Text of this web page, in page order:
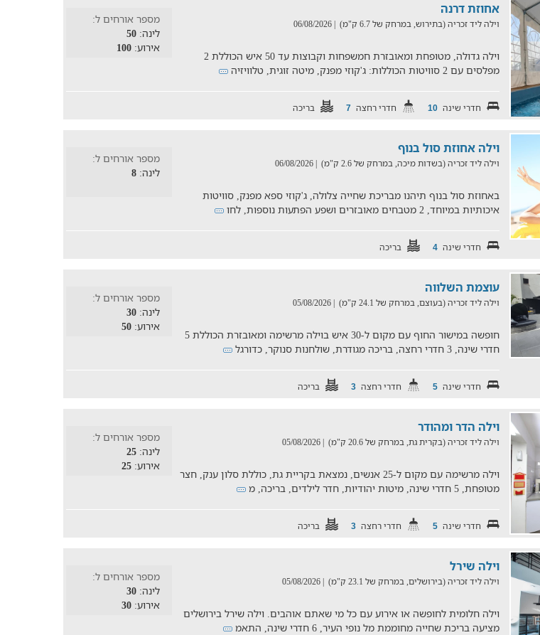
אחוזת דרנה
וילה ליד זכריה (בתירוש, במרחק של 6.7 ק"מ) | 06/08/2026
וילה גדולה, מטופחת ומאובזרת חמשפחות וקבוצות עד 50 איש הכוללת 2
מפלסים עם 2 סוויטות הכוללות: ג'קוזי מפנק, מיטה זוגית, טלוויזיה
מספר אורחים ל:
לינה:50
אירוע:100
חדרי שינה 10 חדרי רחצה 7 בריכה
וילה אחוזת סול בנוף
וילה ליד זכריה (בשדות מיכה, במרחק של 2.6 ק"מ) | 06/08/2026
באחוזת סול בנוף תיהנו מבריכת שחייה צלולה, ג'קוזי ספא מפנק, סוויטות
איכותיות במיוחד, 2 מטבחים מאובזרים ושפע הפתעות נוספות, לחו
מספר אורחים ל:
לינה:8
חדרי שינה 4 בריכה
עוצמת השלווה
וילה ליד זכריה (בעוצם, במרחק של 24.1 ק"מ) | 05/08/2026
חופשה במישור החוף עם מקום ל-30 איש בוילה מרשימה ומאובזרת הכוללת 5
חדרי שינה, 3 חדרי רחצה, בריכה מגודרת, שולחנות סנוקר, כדורגל
מספר אורחים ל:
לינה:30
אירוע:50
חדרי שינה 5 חדרי רחצה 3 בריכה
וילה הדר ומהודר
וילה ליד זכריה (בקרית גת, במרחק של 20.6 ק"מ) | 05/08/2026
וילה מרשימה עם מקום ל-25 אנשים, נמצאת בקריית גת, כוללת סלון ענק, חצר
מטופחת, 5 חדרי שינה, מיטות יהודיות, חדר לילדים, בריכה, מ
מספר אורחים ל:
לינה:25
אירוע:25
חדרי שינה 5 חדרי רחצה 3 בריכה
וילה שירל
וילה ליד זכריה (בירושלים, במרחק של 23.1 ק"מ) | 05/08/2026
וילה חלומית לחופשה או אירוע עם כל מי שאתם אוהבים. וילה שירל בירושלים
מציעה בריכת שחייה מחוממת מל נופי העיר, 6 חדרי שינה, התאמ
מספר אורחים ל:
לינה:30
אירוע:30